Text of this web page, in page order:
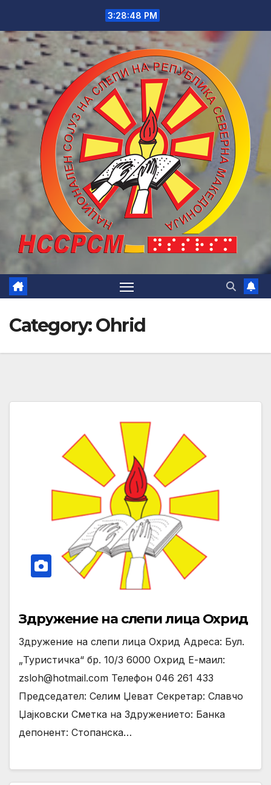
content
3:28:50 PM
Category:Ohrid
Здружение на слепи лица Охрид
Здружение на слепи лица Охрид Адреса: Бул.
„Туристичка“ бр. 10/3 6000 Охрид Е-маил:
zsloh@hotmail.com Телефон 046 261 433
Председател: Селим Џеват Секретар: Славчо
Џајковски Сметка на Здружението: Банка
депонент: Стопанска…